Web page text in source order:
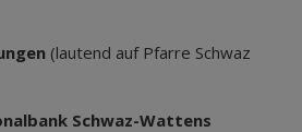
(lautend auf Pfarre Schwaz
Schwaz-Wattens